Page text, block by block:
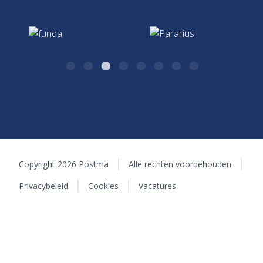
7411 CJ Deventer
Copyright 2026 Postma
Alle rechten voorbehouden
Privacybeleid
Cookies Vacatures